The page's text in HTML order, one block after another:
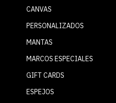
CANVAS
PERSONALIZADOS
MANTAS
MARCOS ESPECIALES
GIFT CARDS
ESPEJOS